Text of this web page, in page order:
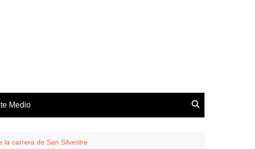
Medio
la carrera de San Silvestre